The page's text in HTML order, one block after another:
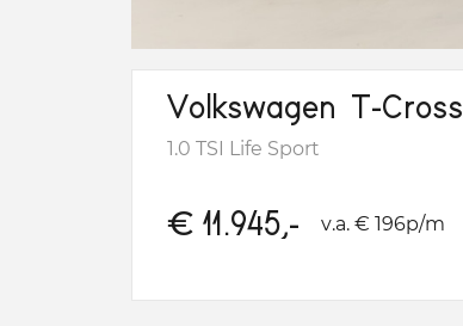
Volkswagen T-Cross
1.0 TSI Life Sport
€ 11.945,- v.a. € 196p/m